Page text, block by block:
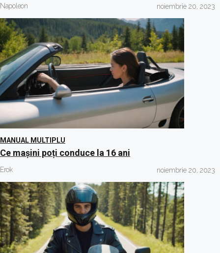
Napoleon noiembrie 20, 2023
MANUAL MULTIPLU
Ce mașini poți conduce la 16 ani
Erok noiembrie 20, 2023